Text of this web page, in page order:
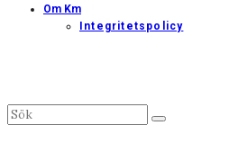
Om Km
Integritetspolicy